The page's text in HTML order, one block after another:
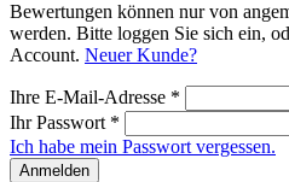
Bewertungen können nur von
werden. Bitte loggen Sie sich ein,
Account. Neuer Kunde?
Ihre E-Mail-Adresse *
Ihr Passwort *
Ich habe mein Passwort vergessen.
Anmelden